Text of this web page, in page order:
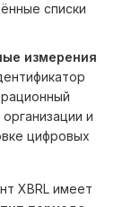
списки
измерения
и
цифровых
XBRL имеет